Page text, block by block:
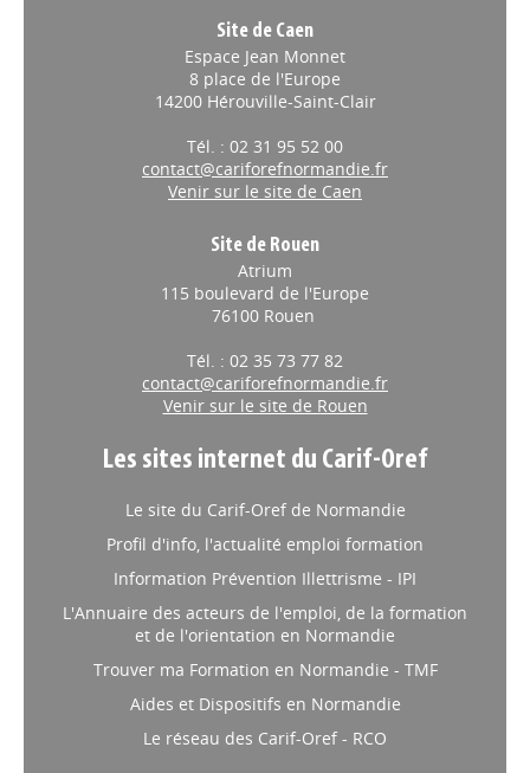
Site de Caen
Espace Jean Monnet
8 place de l'Europe
14200 Hérouville-Saint-Clair
Tél. : 02 31 95 52 00
contact@cariforefnormandie.fr
Venir sur le site de Caen
Site de Rouen
Atrium
115 boulevard de l'Europe
76100 Rouen
Tél. : 02 35 73 77 82
contact@cariforefnormandie.fr
Venir sur le site de Rouen
Les sites internet du Carif-Oref
Le site du Carif-Oref de Normandie
Profil d'info, l'actualité emploi formation
Information Prévention Illettrisme - IPI
L'Annuaire des acteurs de l'emploi, de la formation
et de l'orientation en Normandie
Trouver ma Formation en Normandie - TMF
Aides et Dispositifs en Normandie
Le réseau des Carif-Oref - RCO